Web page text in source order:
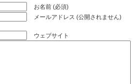
お名前 (必須)
メールアドレス (公開されません)
ウェブサイト